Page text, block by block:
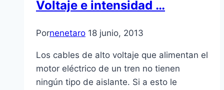
Voltaje e intensidad …
Pornenetaro 18 junio, 2013
Los cables de alto voltaje que alimentan el
motor eléctrico de un tren no tienen
ningún tipo de aislante. Si a esto le